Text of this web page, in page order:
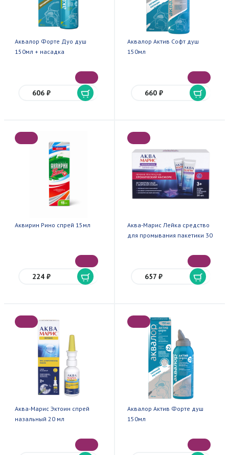
Аквалор Форте Дуо душ
150мл + насадка
606 ₽
Аквалор Актив Софт душ
150мл
660 ₽
Аквирин Рино спрей 15мл
224 ₽
Аква-Марис Лейка средство
для промывания пакетики 30
657 ₽
Аква-Марис Эктоин спрей
назальный 20 мл
Аквалор Актив Форте душ
150мл